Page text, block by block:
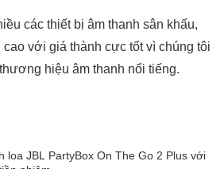
các thiết bị âm thanh sân khấu,
với giá thành cực tốt vì chúng tôi
hiệu âm thanh nổi tiếng.
loa JBL PartyBox On The Go 2 Plus với